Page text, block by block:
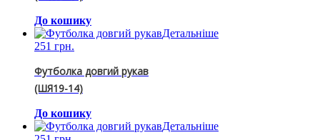
До кошику
Детальніше
251 грн.
Футболка довгий рукав
(ШЯ19-14)
До кошику
Детальніше